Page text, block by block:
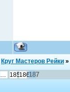
Круг Мастеров Рейки »
185186187